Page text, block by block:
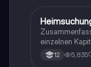
Deutsch
einzelnen
tabellarisch.
12 5,835